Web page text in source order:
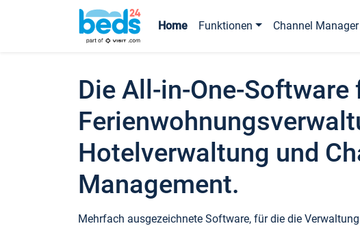
Home Funktionen Channel Manager
Die All-in-One-Software
Hotelverwaltung und
Management.
Mehrfach ausgezeichnete Software, für die die